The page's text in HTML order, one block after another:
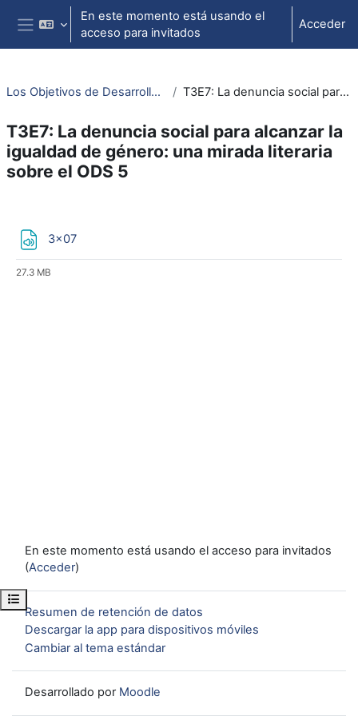
Salta al contenido principal
Panel lateral
En este momento está usando el
acceso para invitados
Acceder
Abrir índice del curso
Los Objetivos de Desarrollo Sostenible y el Derecho: reflexiones y visiones (3ª edición) T3E7: La denuncia social para alcanzar la igualdad de género: una mirada literaria sobre el ODS 5
T3E7: La denuncia social para alcanzar la
igualdad de género: una mirada literaria
sobre el ODS 5
3x07
27.3 MB
En este momento está usando el acceso para invitados
(Acceder)
Resumen de retención de datos
Descargar la app para dispositivos móviles
Cambiar al tema estándar
Desarrollado por Moodle